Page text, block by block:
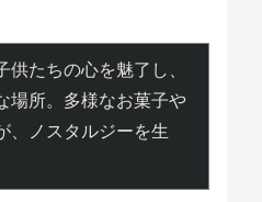
たちの心を魅了し、
場所。多様なお菓子や
、ノスタルジーを生